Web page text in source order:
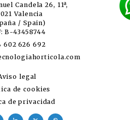
Candela 26, 11ª,
Valencia
/ Spain)
B-43458744
602 626 692
legal
de cookies
de privacidad